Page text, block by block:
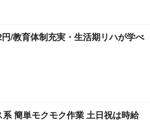
/教育体制充実・生活期リハが学べ
簡単モクモク作業 土日祝は時給